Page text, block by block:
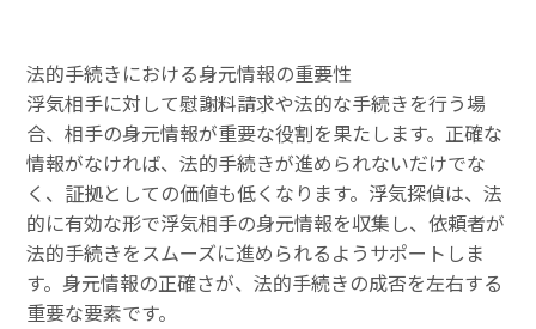
法的手続きにおける身元情報の重要性
浮気相手に対して慰謝料請求や法的な手続きを行う場
合、相手の身元情報が重要な役割を果たします。正確な
情報がなければ、法的手続きが進められないだけでな
く、証拠としての価値も低くなります。浮気探偵は、法
的に有効な形で浮気相手の身元情報を収集し、依頼者が
法的手続きをスムーズに進められるようサポートしま
す。身元情報の正確さが、法的手続きの成否を左右する
重要な要素です。